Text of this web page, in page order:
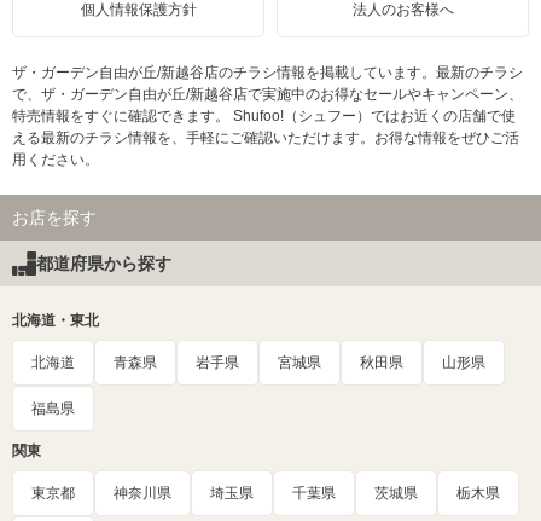
個人情報保護方針 法人のお客様へ
ザ・ガーデン自由が丘/新越谷店のチラシ情報を掲載しています。最新のチラシ
で、ザ・ガーデン自由が丘/新越谷店で実施中のお得なセールやキャンペーン、
特売情報をすぐに確認できます。 Shufoo!（シュフー）ではお近くの店舗で使
える最新のチラシ情報を、手軽にご確認いただけます。お得な情報をぜひご活
用ください。
お店を探す
都道府県から探す
北海道・東北
北海道 青森県 岩手県 宮城県 秋田県 山形県
福島県
関東
東京都 神奈川県 埼玉県 千葉県 茨城県 栃木県